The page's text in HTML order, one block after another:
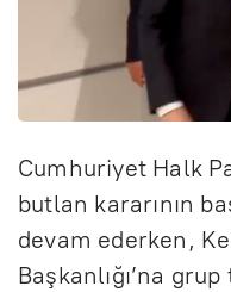
Cumhuriyet Halk
butlan kararının
devam ederken,
Başkanlığı’na